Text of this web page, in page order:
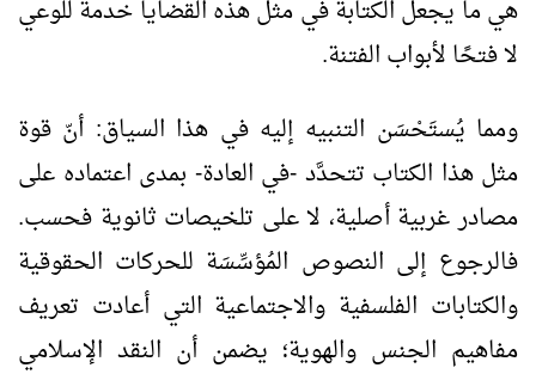
هي ما يجعل الكتابة في مثل هذه القضايا خدمة للوعي
لا فتحًا لأبواب الفتنة.
ومما يُستَحْسَن التنبيه إليه في هذا السياق: أنّ قوة
مثل هذا الكتاب تتحدَّد -في العادة- بمدى اعتماده على
مصادر غربية أصلية، لا على تلخيصات ثانوية فحسب.
فالرجوع إلى النصوص المُؤسِّسَة للحركات الحقوقية
والكتابات الفلسفية والاجتماعية التي أعادت تعريف
مفاهيم الجنس والهوية؛ يضمن أن النقد الإسلامي